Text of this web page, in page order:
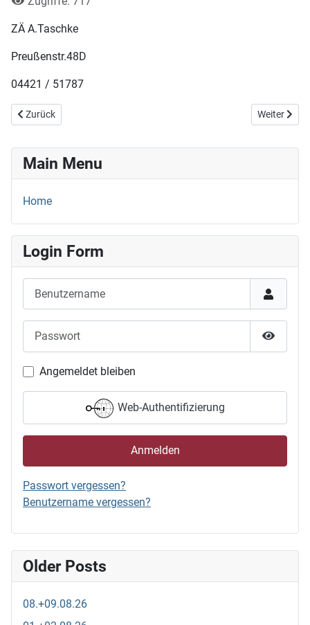
ZÄ A.Taschke
Preußenstr.48D
04421 / 51787
Vorheriger Beitrag: 23.+24.08.25
Zurück Nächster
Weiter
Main Menu
Home
Login Form
Angemeldet bleiben
Web-Authentifizierung
Anmelden
Passwort vergessen?
Benutzername vergessen?
Older Posts
08.+09.08.26